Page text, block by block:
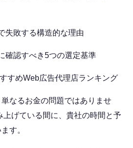
失敗する構造的な理由
確認すべき5つの選定基準
すめWeb広告代理店ランキング
なるお金の問題ではありませ
上げている間に、貴社の時間と予
す。